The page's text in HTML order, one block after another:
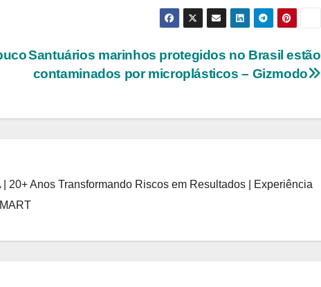
Santuários marinhos protegidos no Brasil estão
contaminados por microplásticos – Gizmodo
20+ Anos Transformando Riscos em Resultados | Experiência